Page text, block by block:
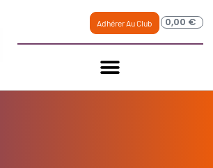
Adhérer Au Club 0,00 €